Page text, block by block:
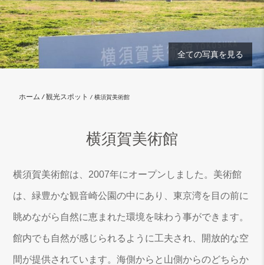
全ての写真を見る
ホーム 観光スポット 横須賀美術館
横須賀美術館
横須賀美術館は、2007年にオープンしました。美術館
は、緑豊かな観音崎公園の中にあり、東京湾を目の前に
眺めながら自然に恵まれた環境を味わう事ができます。
館内でも自然が感じられるように工夫され、開放的な空
間が提供されています。海側からと山側からのどちらか